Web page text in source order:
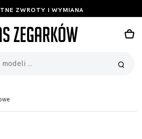
ZWROTY I WYMIANA